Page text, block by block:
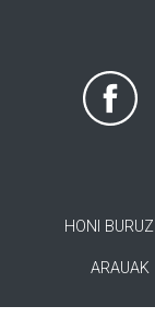
HONI BURUZ
ARAUAK